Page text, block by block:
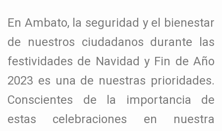
En Ambato, la seguridad y el bienestar
de nuestros ciudadanos durante las
festividades de Navidad y Fin de Año
2023 es una de nuestras prioridades.
Conscientes de la importancia de
estas celebraciones en nuestra